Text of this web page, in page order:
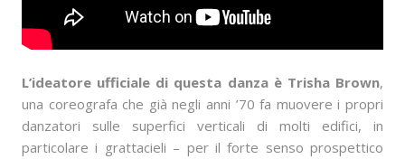
L’ideatore ufficiale di questa danza è Trisha Brown,
una coreografa che già negli anni ’70 fa muovere i propri
danzatori sulle superfici verticali di molti edifici, in
particolare i grattacieli – per il forte senso prospettico